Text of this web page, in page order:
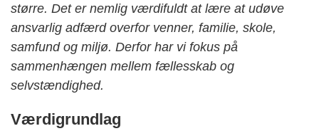
større. Det er nemlig værdifuldt at lære at udøve
ansvarlig adfærd overfor venner, familie, skole,
samfund og miljø. Derfor har vi fokus på
sammenhængen mellem fællesskab og
selvstændighed.
Værdigrundlag